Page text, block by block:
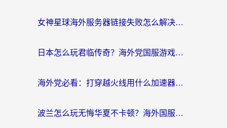
女神星球海外服务器链接失败怎么解决？海外党国服游戏加速避坑指南
日本怎么玩君临传奇？海外党国服游戏加速避坑指南（附菲律宾欧洲玩家实测）
海外党必看：打穿越火线用什么加速器？解决延迟卡顿，还能玩奇妙拼图世界和第五人格
波兰怎么玩无悔华夏不卡顿？海外国服游戏加速器终极指南（附征途2萤火突击解决方案）